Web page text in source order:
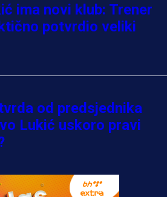
ima novi klub: Trener
potvrdio veliki
od predsjednika
Lukić uskoro pravi